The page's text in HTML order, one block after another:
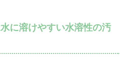
に溶けやすい水溶性の汚